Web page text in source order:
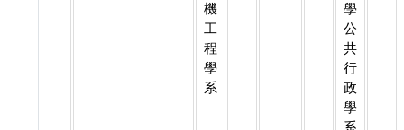
機
工
程
學
系
學
公
共
行
政
學
系